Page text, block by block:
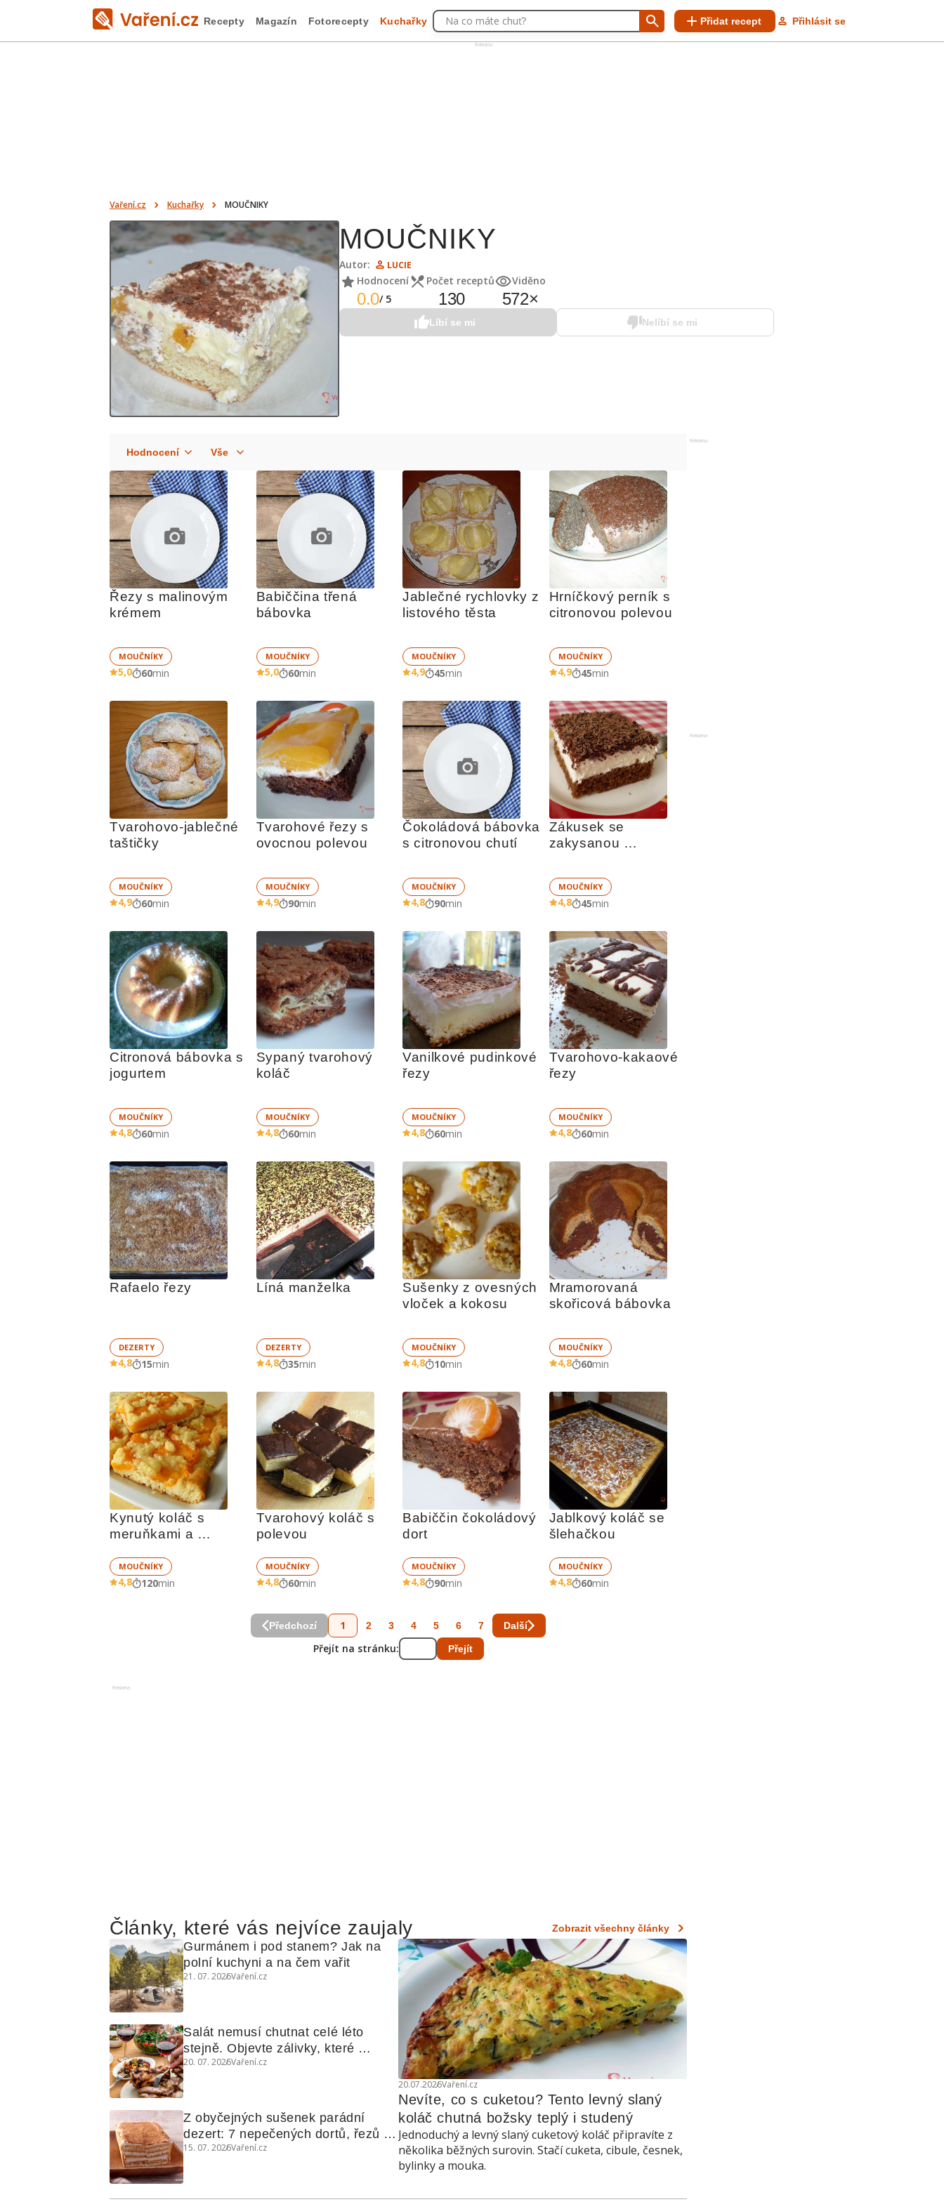
Reklama
Recepty Magazín Fotorecepty Kuchařky Na co máte chuť? Přidat recept Přihlásit se
Vaření.cz Kuchařky MOUČNIKY
MOUČNIKY
Autor: LUCIE
Hodnocení
0.0/ 5
Počet receptů
130
Viděno
572×
Líbí se mi Nelíbí se mi
Řezy s malinovým
krémem
MOUČNÍKY
5,0 60min
Babiččina třená
bábovka
MOUČNÍKY
5,0 60min
Jablečné rychlovky z
listového těsta
MOUČNÍKY
4,9 45min
Hrníčkový perník s
citronovou polevou
MOUČNÍKY
4,9 45min
Tvarohovo-jablečné
taštičky
MOUČNÍKY
4,9 60min
Tvarohové řezy s
ovocnou polevou
MOUČNÍKY
4,9 90min
Čokoládová bábovka
s citronovou chutí
MOUČNÍKY
4,8 90min
Zákusek se
zakysanou
MOUČNÍKY
4,8 45min
Citronová bábovka s
jogurtem
MOUČNÍKY
4,8 60min
Sypaný tvarohový
koláč
MOUČNÍKY
4,8 60min
Vanilkové pudinkové
řezy
MOUČNÍKY
4,8 60min
Tvarohovo-kakaové
řezy
MOUČNÍKY
4,8 60min
Rafaelo řezy
DEZERTY
4,8 15min
Líná manželka
DEZERTY
4,8 35min
Sušenky z ovesných
vloček a kokosu
MOUČNÍKY
4,8 10min
Mramorovaná
skořicová bábovka
MOUČNÍKY
4,8 60min
Kynutý koláč s
meruňkami a
MOUČNÍKY
4,8 120min
Tvarohový koláč s
polevou
MOUČNÍKY
4,8 60min
Babiččin čokoládový
dort
MOUČNÍKY
4,8 90min
Jablkový koláč se
šlehačkou
MOUČNÍKY
4,8 60min
Předchozí 1 2 3 4 5 6 7 Další
Přejít na stránku: Přejít
Reklama
Články, které vás nejvíce zaujaly Zobrazit všechny články
20.07.2026Vaření.cz
Nevíte, co s cuketou? Tento levný slaný
koláč chutná božsky teplý i studený
Jednoduchý a levný slaný cuketový koláč připravíte z
několika běžných surovin. Stačí cuketa, cibule, česnek,
bylinky a mouka.
Gurmánem i pod stanem? Jak na
polní kuchyni a na čem vařit
21. 07. 2026Vaření.cz
Salát nemusí chutnat celé léto
stejně. Objevte zálivky, které
využijete i na maso, nudle nebo
20. 07. 2026Vaření.cz
Z obyčejných sušenek parádní
dezert: 7 nepečených dortů, řezů a
koláčů
15. 07. 2026Vaření.cz
Reklama
Reklama